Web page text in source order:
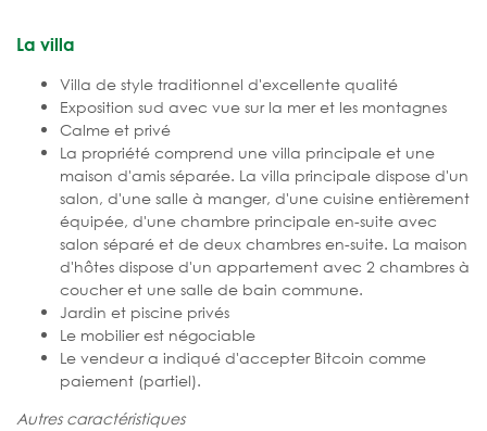
La villa
Villa de style traditionnel d'excellente qualité
Exposition sud avec vue sur la mer et les montagnes
Calme et privé
La propriété comprend une villa principale et une
maison d'amis séparée. La villa principale dispose d'un
salon, d'une salle à manger, d'une cuisine entièrement
équipée, d'une chambre principale en-suite avec
salon séparé et de deux chambres en-suite. La maison
d'hôtes dispose d'un appartement avec 2 chambres à
coucher et une salle de bain commune.
Jardin et piscine privés
Le mobilier est négociable
Le vendeur a indiqué d'accepter Bitcoin comme
paiement (partiel).
Autres caractéristiques